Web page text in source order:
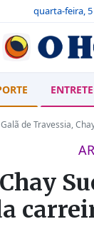
quarta-feira,
Galã de Travessia,